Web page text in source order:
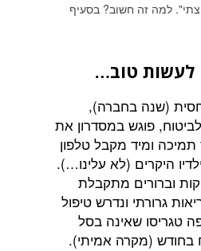
למה זה חשוב? בסעיף
לעשות טוב…
(שנה בחברה),
פוגש במסדרון את
ומיד מקבל טלפון
היקרים (לא עלינו…).
וברורים מתקבלת
גרורתי ונדרש טיפול
טגריסו שאינה בסל